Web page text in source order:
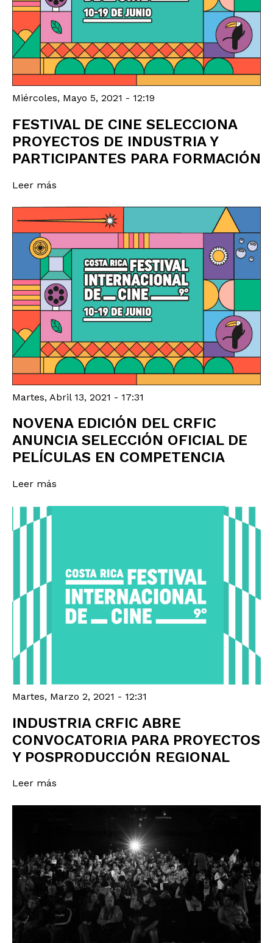
Miércoles, Mayo 5, 2021 - 12:19
FESTIVAL DE CINE SELECCIONA
PROYECTOS DE INDUSTRIA Y
PARTICIPANTES PARA FORMACIÓN
Leer más
Martes, Abril 13, 2021 - 17:31
NOVENA EDICIÓN DEL CRFIC
ANUNCIA SELECCIÓN OFICIAL DE
PELÍCULAS EN COMPETENCIA
Leer más
Martes, Marzo 2, 2021 - 12:31
INDUSTRIA CRFIC ABRE
CONVOCATORIA PARA PROYECTOS
Y POSPRODUCCIÓN REGIONAL
Leer más